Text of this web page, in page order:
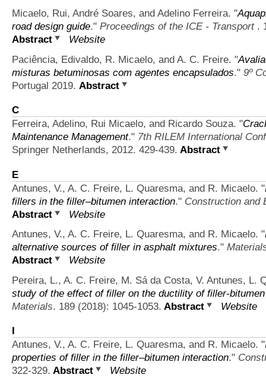
Micaelo, Rui, André Soares, and Adelino Ferreira. "
road design guide." Proceedings of the ICE - Transport .
Abstract
Website
Paciência, Edivaldo, R. Micaelo, and A. C. Freire. "
misturas betuminosas com agentes encapsulados." 9º
Portugal 2019. Abstract
C
Ferreira, Adelino, Rui Micaelo, and Ricardo Souza. "
Maintenance Management." 7th RILEM International
Springer Netherlands, 2012. 429-439. Abstract
E
Antunes, V., A. C. Freire, L. Quaresma, and R. Micaelo. "
fillers in the filler–bitumen interaction." Construction and
Abstract
Website
Antunes, V., A. C. Freire, L. Quaresma, and R. Micaelo. "
alternative sources of filler in asphalt mixtures."
Abstract
Website
Pereira, L., A. C. Freire, M. Sá da Costa, V. Antunes, L.
study of the effect of filler on the ductility of filler-
Materials. 189 (2018): 1045-1053. Abstract Website
I
Antunes, V., A. C. Freire, L. Quaresma, and R. Micaelo. "
properties of filler in the filler–bitumen interaction."
322-329. Abstract Website